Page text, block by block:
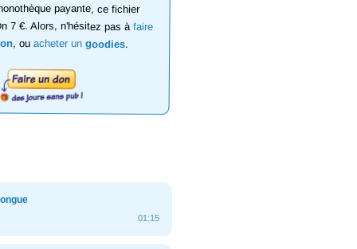
payante, ce fichier
7 €. Alors, n'hésitez pas àfaire
, ouacheter ungoodies.
01:15